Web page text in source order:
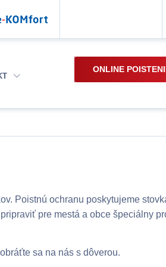
ONLINE
Poistnú ochranu poskytujeme
pre mestá a obce špeciálny
sa na nás s dôverou.